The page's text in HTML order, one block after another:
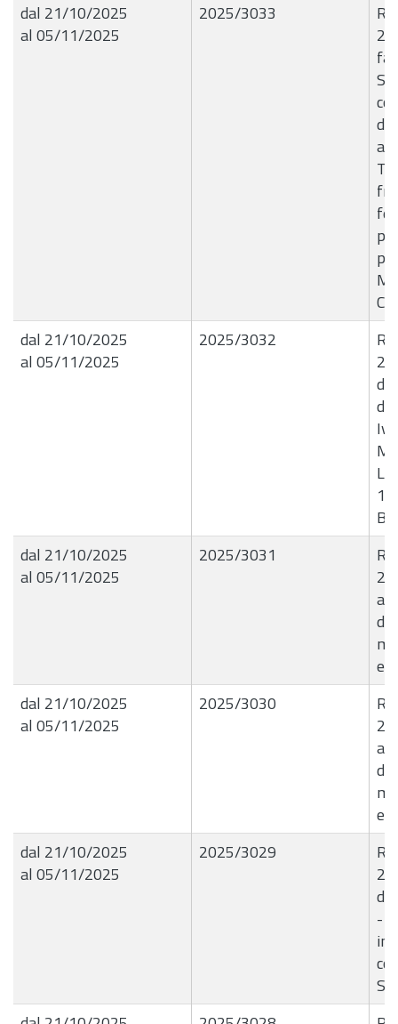
dal 21/10/2025
al 05/11/2025
2025/3033
di
dal 21/10/2025
al 05/11/2025
2025/3032
di
dal 21/10/2025
al 05/11/2025
2025/3031
a
di
dal 21/10/2025
al 05/11/2025
2025/3030
a
di
dal 21/10/2025
al 05/11/2025
2025/3029
-